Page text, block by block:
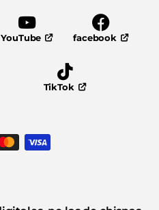
YouTube facebook
TikTok